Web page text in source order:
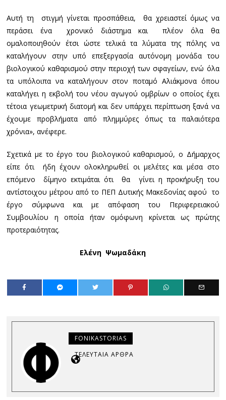
Αυτή τη στιγμή γίνεται προσπάθεια, θα χρειαστεί όμως να
περάσει ένα χρονικό διάστημα και πλέον όλα θα
ομαλοποιηθούν έτσι ώστε τελικά τα λύματα της πόλης να
καταλήγουν στην υπό επεξεργασία αυτόνομη μονάδα του
βιολογικού καθαρισμού στην περιοχή των σφαγείων, ενώ όλα
τα υπόλοιπα να καταλήγουν στον ποταμό Αλιάκμονα όπου
καταλήγει η εκβολή του νέου αγωγού ομβρίων ο οποίος έχει
τέτοια γεωμετρική διατομή και δεν υπάρχει περίπτωση ξανά να
έχουμε προβλήματα από πλημμύρες όπως τα παλαιότερα
χρόνια», ανέφερε.
Σχετικά με το έργο του βιολογικού καθαρισμού, ο Δήμαρχος
είπε ότι ήδη έχουν ολοκληρωθεί οι μελέτες και μέσα στο
επόμενο δίμηνο εκτιμάται ότι θα γίνει η προκήρυξη του
αντίστοιχου μέτρου από το ΠΕΠ Δυτικής Μακεδονίας αφού το
έργο σύμφωνα και με απόφαση του Περιφερειακού
Συμβουλίου η οποία ήταν ομόφωνη κρίνεται ως πρώτης
προτεραιότητας.
Ελένη Ψωμαδάκη
FONIKASTORIAS
ΤΕΛΕΥΤΑΊΑ ΆΡΘΡΑ